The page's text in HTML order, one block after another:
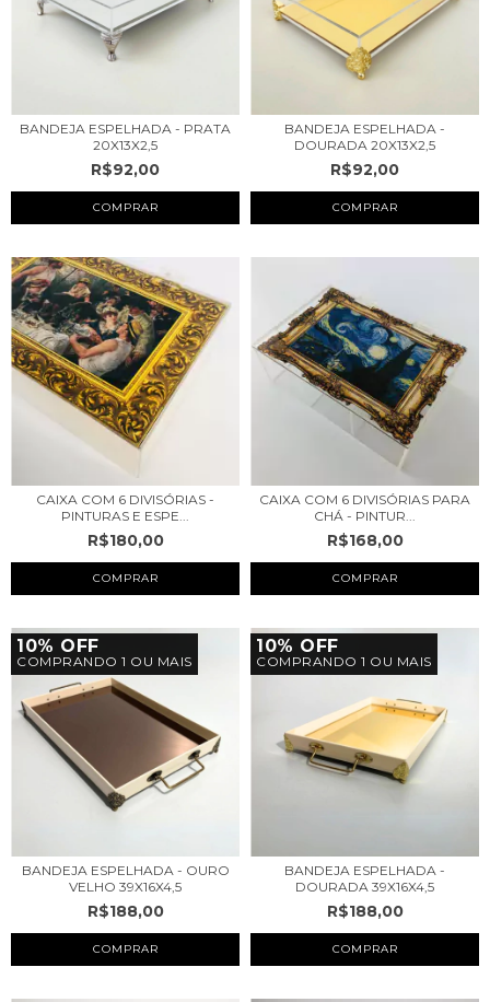
BANDEJA ESPELHADA - PRATA
20X13X2,5
R$92,00
BANDEJA ESPELHADA -
DOURADA 20X13X2,5
R$92,00
CAIXA COM 6 DIVISÓRIAS -
PINTURAS E ESPE...
R$180,00
CAIXA COM 6 DIVISÓRIAS PARA
CHÁ - PINTUR...
R$168,00
10% OFF
COMPRANDO 1 OU MAIS
BANDEJA ESPELHADA - OURO
VELHO 39X16X4,5
R$188,00
10% OFF
COMPRANDO 1 OU MAIS
BANDEJA ESPELHADA -
DOURADA 39X16X4,5
R$188,00